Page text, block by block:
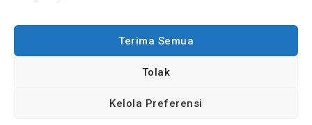
Terima Semua
Tolak
Kelola Preferensi
Sektor A3, Tangerang Selatan
Developed byJasa Web Sukabumi